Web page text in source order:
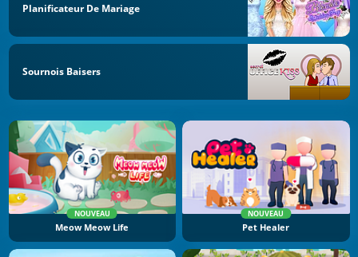
Planificateur De Mariage
Sournois Baisers
NOUVEAU
Meow Meow Life
NOUVEAU
Pet Healer